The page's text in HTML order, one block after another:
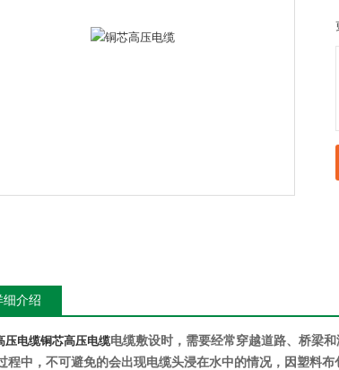
细介绍
压电缆铜芯高压电缆电缆敷设时，需要经常穿越道路、桥梁
程中，不可避免的会出现电缆头浸在水中的情况，因塑料